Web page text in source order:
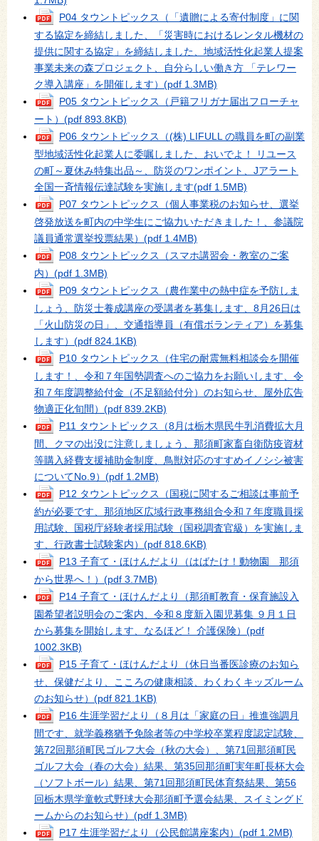
P04 タウントピックス（「遺贈による寄付制度」に関
する協定を締結しました、「災害時におけるレンタル機材の
提供に関する協定」を締結しました、地域活性化起業人提案
事業未来の森プロジェクト、自分らしい働き方 「テレワー
ク導入講座」を開催します） (pdf 1.3MB)
P05 タウントピックス（戸籍フリガナ届出フローチャ
ート） (pdf 893.8KB)
P06 タウントピックス（(株) LIFULL の職員を町の副業
型地域活性化起業人に委嘱しました、おいでよ！ リユース
の町～夏休み特集出品～、防災のワンポイント、Jアラート
全国一斉情報伝達試験を実施します(pdf 1.5MB)
P07 タウントピックス（個人事業税のお知らせ、選挙
啓発放送を町内の中学生にご協力いただきました！、参議院
議員通常選挙投票結果） (pdf 1.4MB)
P08 タウントピックス（スマホ講習会・教室のご案
内） (pdf 1.3MB)
P09 タウントピックス（農作業中の熱中症を予防しま
しょう、防災士養成講座の受講者を募集します、8月26日は
「火山防災の日」、交通指導員（有償ボランティア）を募集
します） (pdf 824.1KB)
P10 タウントピックス（住宅の耐震無料相談会を開催
します！、令和７年国勢調査へのご協力をお願いします、令
和７年度調整給付金（不足額給付分）のお知らせ、屋外広告
物適正化旬間） (pdf 839.2KB)
P11 タウントピックス（8月は栃木県民牛乳消費拡大月
間、クマの出没に注意しましょう、那須町家畜自衛防疫資材
等購入経費支援補助金制度、鳥獣対応のすすめイノシシ被害
についてNo.9） (pdf 1.2MB)
P12 タウントピックス（国税に関するご相談は事前予
約が必要です、那須地区広域行政事務組合令和７年度職員採
用試験、国税庁経験者採用試験（国税調査官級）を実施しま
す、行政書士試験案内） (pdf 818.6KB)
P13 子育て・ほけんだより（はばたけ！動物園 那須
から世界へ！） (pdf 3.7MB)
P14 子育て・ほけんだより（那須町教育・保育施設入
園希望者説明会のご案内、令和８度新入園児募集 ９月１日
から募集を開始します、なるほど！ 介護保険） (pdf
1002.3KB)
P15 子育て・ほけんだより（休日当番医診療のお知ら
せ、保健だより、こころの健康相談、わくわくキッズルーム
のお知らせ） (pdf 821.1KB)
P16 生涯学習だより（８月は「家庭の日」推進強調月
間です、就学義務猶予免除者等の中学校卒業程度認定試験、
第72回那須町民ゴルフ大会（秋の大会）、第71回那須町民
ゴルフ大会（春の大会）結果、第35回那須町実年町長杯大会
（ソフトボール）結果、第71回那須町民体育祭結果、第56
回栃木県学童軟式野球大会那須町予選会結果、スイミングド
ームからのお知らせ） (pdf 1.3MB)
P17 生涯学習だより（公民館講座案内） (pdf 1.2MB)